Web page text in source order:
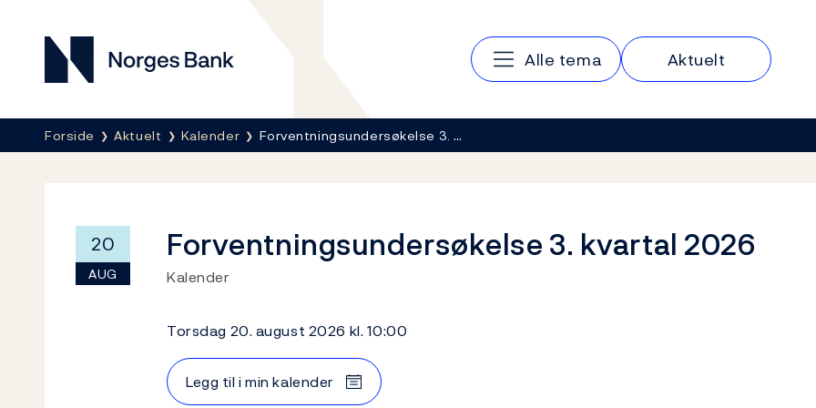
Norges Bank
Hovedmeny
Alle tema Aktuelt
Her er du nå:
Forside Aktuelt Kalender Forventningsundersøkelse 3. …
20
AUG
Forventningsundersøkelse 3. kvartal 2026
Kalender
torsdag 20. august 2026 kl. 10:00
Legg til i min kalender